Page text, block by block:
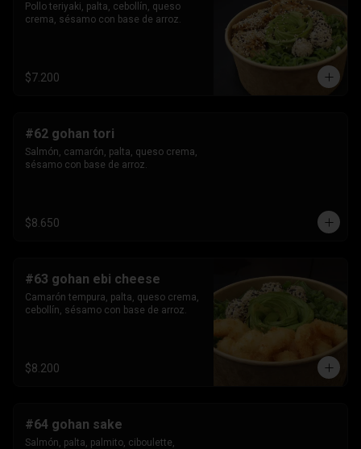
Pollo teriyaki, palta, cebollín, queso
crema, sésamo con base de arroz.
$7.200
#62 gohan tori
Salmón, camarón, palta, queso crema,
sésamo con base de arroz.
$8.650
#63 gohan ebi cheese
Camarón tempura, palta, queso crema,
cebollín, sésamo con base de arroz.
$8.200
#64 gohan sake
Salmón, palta, palmito, ciboulette,